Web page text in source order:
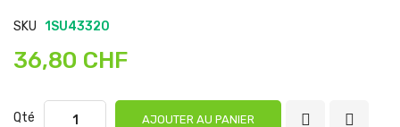
SKU 1SU43320
36,80 CHF
Qté AJOUTER AU PANIER